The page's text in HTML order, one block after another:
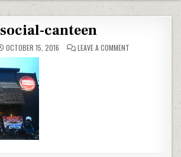
social-canteen
OCTOBER 15, 2016 LEAVE A COMMENTON SOCIAL-